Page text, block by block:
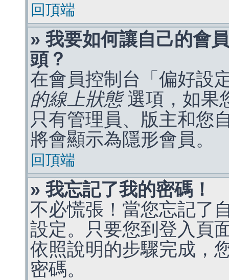
回頂端
» 我要如何讓自己的會
頭？
在會員控制台「偏好設
的線上狀態選項，如果
只有管理員、版主和您
將會顯示為隱形會員。
回頂端
» 我忘記了我的密碼！
不必慌張！當您忘記了
設定。只要您到登入頁
依照說明的步驟完成，
密碼。